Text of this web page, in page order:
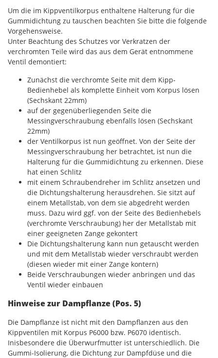
Um die im Kippventilkorpus enthaltene Halterung für die
Gummidichtung zu tauschen beachten Sie bitte die folgende
Vorgehensweise.
Unter Beachtung des Schutzes vor Verkratzen der
verchromten Teile wird das aus dem Gerät entnommene
Ventil demontiert:
Zunächst die verchromte Seite mit dem Kipp-
Bedienhebel als komplette Einheit vom Korpus lösen
(Sechskant 22mm)
auf der gegenüberliegenden Seite die
Messingverschraubung ebenfalls lösen (Sechskant
22mm)
der Ventilkorpus ist nun geöffnet. Von der Seite der
Messingverschraubung her betrachtet, ist nun die
Halterung für die Gummidichtung zu erkennen. Diese
hat einen Schlitz
mit einem Schraubendreher im Schlitz ansetzen und
die Dichtungshalterung herausdrehen. Sie sitzt auf
einem Metallstab, von dem sie abgedreht werden
muss. Dazu wird ggf. von der Seite des Bedienhebels
(verchromte Verschraubung) her der Metallstab mit
einer geeigneten Zange gekontert
Die Dichtungshalterung kann nun getauscht werden
und mit dem Metallstab wieder verschraubt werden
(diesen wieder mit einer Zange kontern)
Beide Verschraubungen wieder anbringen und das
Ventil wieder einbauen
Hinweise zur Dampflanze (Pos. 5)
Die Dampflanze ist nicht mit den Dampflanzen aus den
Kippventilen mit Korpus P6000 bzw. P6070 identisch.
Inisbesondere die Überwurfmutter ist unterschiedlich. Die
Gummi-Isolierung, die Dichtung zur Dampfdüse und die